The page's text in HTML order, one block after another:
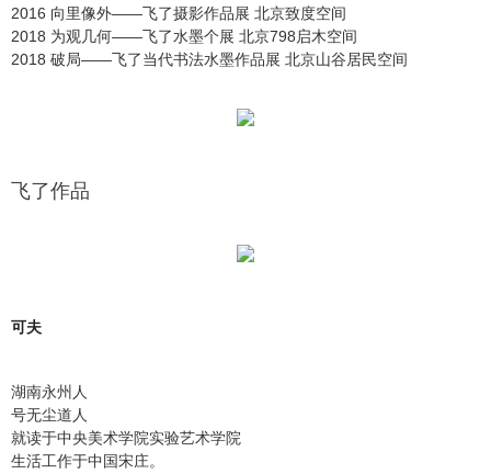
2016 向里像外——飞了摄影作品展 北京致度空间
2018 为观几何——飞了水墨个展 北京798启木空间
2018 破局——飞了当代书法水墨作品展 北京山谷居民空间
飞了作品
可夫
湖南永州人
号无尘道人
就读于中央美术学院实验艺术学院
生活工作于中国宋庄。